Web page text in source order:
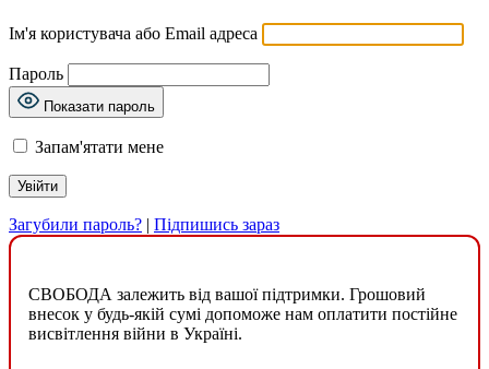
Ім'я користувача або Email адреса
Пароль
Показати пароль
Запам'ятати мене
Загубили пароль? | Підпишись зараз
СВОБОДА залежить від вашої підтримки. Грошовий
внесок у будь-якій сумі допоможе нам оплатити постійне
висвітлення війни в Україні.